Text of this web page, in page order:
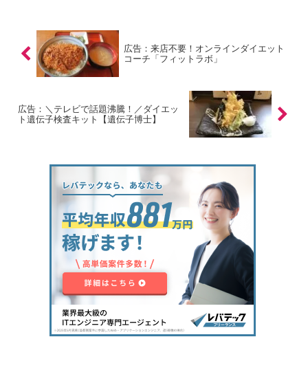
広告：来店不要！オンラインダイエット
コーチ「フィットラボ」
広告：＼テレビで話題沸騰！／ダイエッ
ト遺伝子検査キット【遺伝子博士】